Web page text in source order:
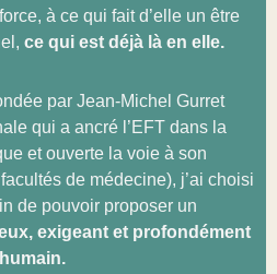
à ce qui fait d’elle un être
ce qui est déjà là en elle.
par Jean-Michel Gurret
qui a ancré l’EFT dans la
et ouverte la voie à son
de médecine), j’ai choisi
de pouvoir proposer un
exigeant et profondément
humain.